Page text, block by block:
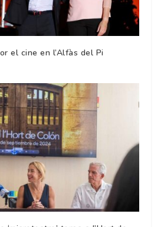
el cine en l’Alfàs del Pi